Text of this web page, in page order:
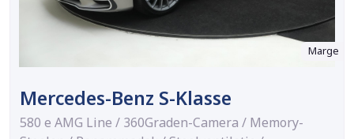
Marge
Mercedes-Benz S-Klasse
580 e AMG Line / 360Graden-Camera / Memory-